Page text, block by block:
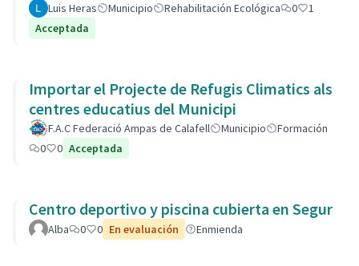
Luis Heras Municipio Rehabilitación Ecológica 0
1
Acceptada
Importar el Projecte de Refugis Climatics als
centres educatius del Municipi
F.A.C Federació Ampas de Calafell Municipio
Formación
0
0 Acceptada
Centro deportivo y piscina cubierta en Segur
Alba 0 0 En evaluación Enmienda